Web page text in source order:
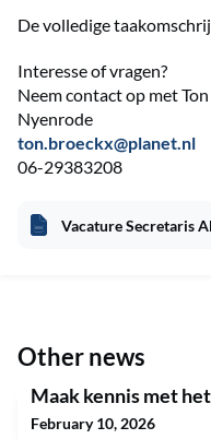
De volledige
Interesse of vragen?
Neem contact op met
Nyenrode
ton.broeckx@planet.nl
06-29383208
Vacature Secretaris
Other news
Maak kennis met
February 10, 2026